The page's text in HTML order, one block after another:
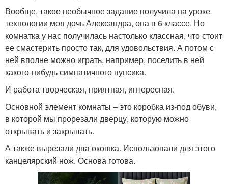
Вообще, такое необычное задание получила на уроке
технологии моя дочь Александра, она в 6 классе. Но
комнатка у нас получилась настолько классная, что стоит
ее смастерить просто так, для удовольствия. А потом с
ней вполне можно играть, например, поселить в ней
какого-нибудь симпатичного пупсика.
И работа творческая, приятная, интересная.
Основной элемент комнаты – это коробка из-под обуви,
в которой мы прорезали дверцу, которую можно
открывать и закрывать.
А также вырезали два окошка. Использовали для этого
канцелярский нож. Основа готова.